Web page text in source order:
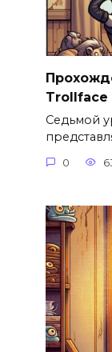
Trollface
Седьмой
0